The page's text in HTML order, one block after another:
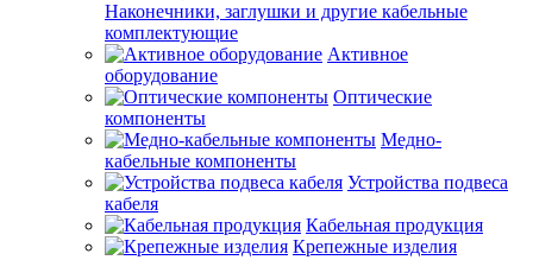
Наконечники, заглушки и другие кабельные
комплектующие
Активное
оборудование
Оптические
компоненты
Медно-
кабельные компоненты
Устройства подвеса
кабеля
Кабельная продукция
Крепежные изделия